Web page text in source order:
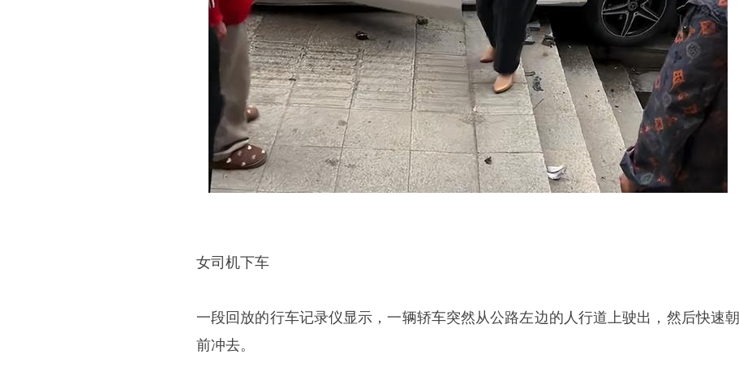
女司机下车
一段回放的行车记录仪显示，一辆轿车突然从公路左边的人行道上驶出，然后快速朝
前冲去。